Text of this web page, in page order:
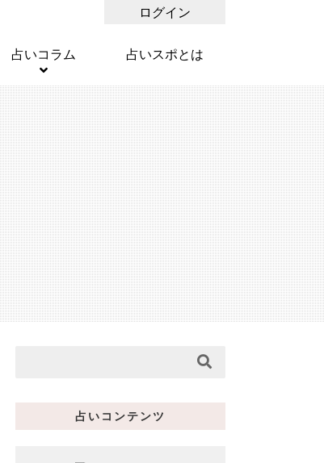
ログイン
占いコラム 占いスポとは
占いコンテンツ